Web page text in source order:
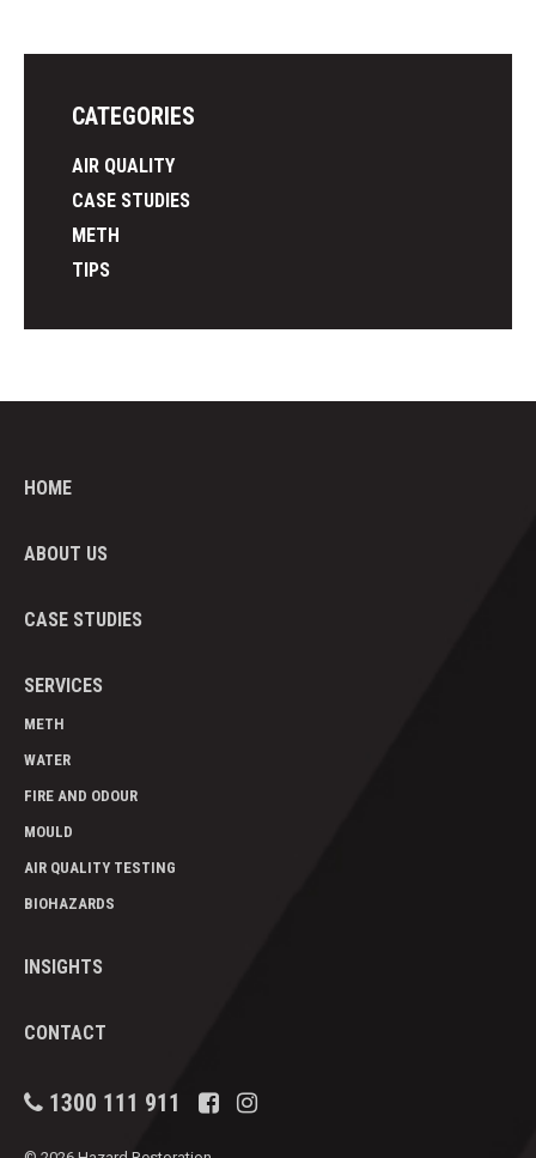
CATEGORIES
AIR QUALITY
CASE STUDIES
METH
TIPS
HOME
ABOUT US
CASE STUDIES
SERVICES
METH
WATER
FIRE AND ODOUR
MOULD
AIR QUALITY TESTING
BIOHAZARDS
INSIGHTS
CONTACT
1300 111 911